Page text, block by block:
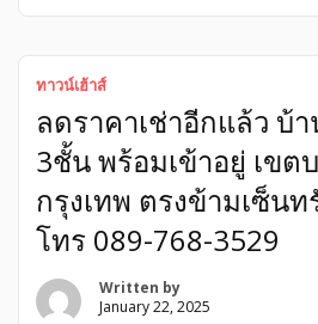
หรือ 081-821-8151 . […]
ทาวน์เฮ้าส์
ลดราคาเช่าอีกแล้ว บ้
3ชั้น พร้อมเข้าอยู่ เขต
กรุงเทพ ตรงข้ามเซ็น
โทร 089-768-3529
Written by
January 22, 2025